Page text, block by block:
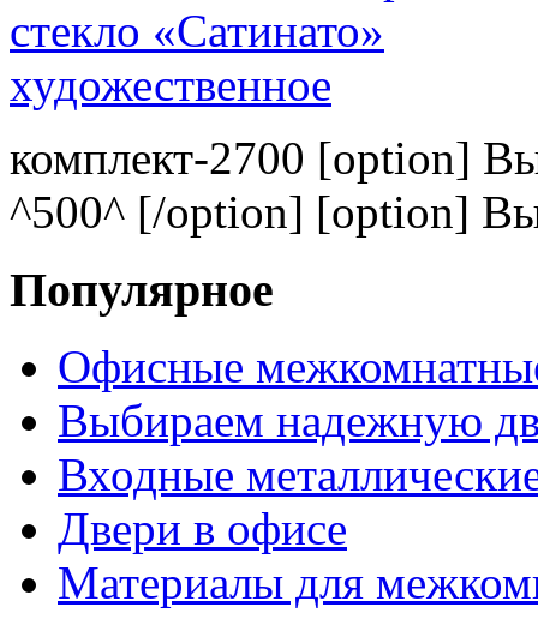
комплект-2700 [option]
^500^ [/option] [option]
Популярное
Офисные
Выбираем надежную
Входные
Двери в офисе
Материалы для